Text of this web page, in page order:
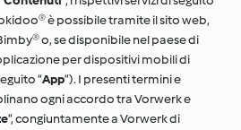
è possibile tramite il sito web,
o, se disponibile nel paese di
per dispositivi mobili di
“App”). I presenti termini e
ogni accordo tra Vorwerk e
”, congiuntamente a Vorwerk di